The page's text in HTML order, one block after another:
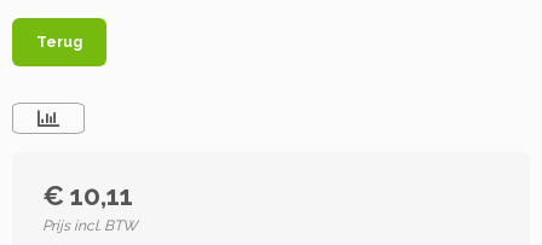
Terug
€ 10,11
Prijs incl. BTW